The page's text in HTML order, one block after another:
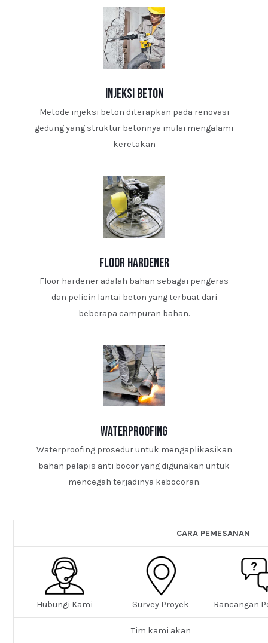
injeksi beton
Metode injeksi beton diterapkan pada renovasi
gedung yang struktur betonnya mulai mengalami
keretakan
floor hardener
Floor hardener adalah bahan sebagai pengeras
dan pelicin lantai beton yang terbuat dari
beberapa campuran bahan.
waterproofing
Waterproofing prosedur untuk mengaplikasikan
bahan pelapis anti bocor yang digunakan untuk
mencegah terjadinya kebocoran.
CARA PEMESANAN
Hubungi Kami Survey Proyek Rancangan
Tim kami akan